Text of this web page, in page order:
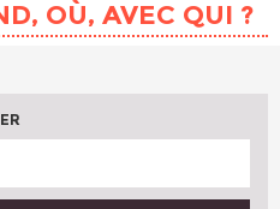
OÙ, AVEC QUI ?